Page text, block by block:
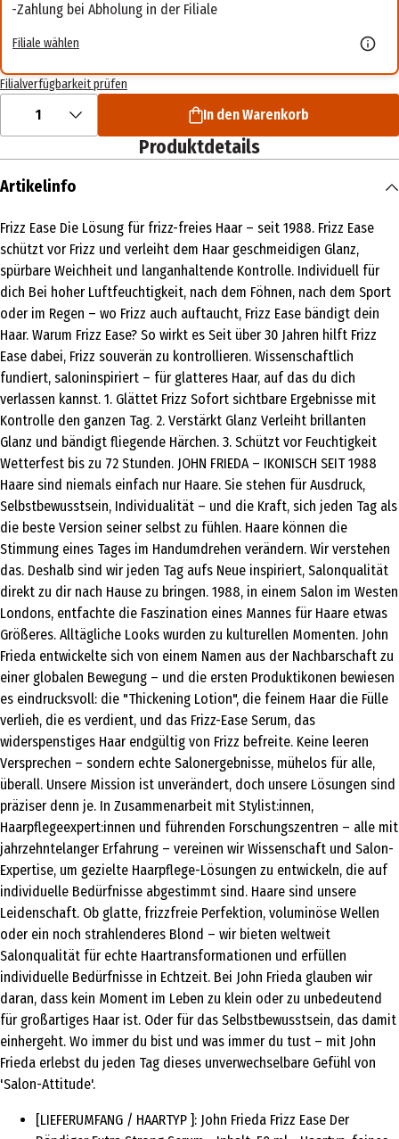
Zahlung bei Abholung in der Filiale
Filiale wählen
Filialverfügbarkeit prüfen
1 In den Warenkorb
Produktdetails
Artikelinfo
Frizz Ease Die Lösung für frizz-freies Haar – seit 1988. Frizz Ease
schützt vor Frizz und verleiht dem Haar geschmeidigen Glanz,
spürbare Weichheit und langanhaltende Kontrolle. Individuell für
dich Bei hoher Luftfeuchtigkeit, nach dem Föhnen, nach dem Sport
oder im Regen – wo Frizz auch auftaucht, Frizz Ease bändigt dein
Haar. Warum Frizz Ease? So wirkt es Seit über 30 Jahren hilft Frizz
Ease dabei, Frizz souverän zu kontrollieren. Wissenschaftlich
fundiert, saloninspiriert – für glatteres Haar, auf das du dich
verlassen kannst. 1. Glättet Frizz Sofort sichtbare Ergebnisse mit
Kontrolle den ganzen Tag. 2. Verstärkt Glanz Verleiht brillanten
Glanz und bändigt fliegende Härchen. 3. Schützt vor Feuchtigkeit
Wetterfest bis zu 72 Stunden. JOHN FRIEDA – IKONISCH SEIT 1988
Haare sind niemals einfach nur Haare. Sie stehen für Ausdruck,
Selbstbewusstsein, Individualität – und die Kraft, sich jeden Tag als
die beste Version seiner selbst zu fühlen. Haare können die
Stimmung eines Tages im Handumdrehen verändern. Wir verstehen
das. Deshalb sind wir jeden Tag aufs Neue inspiriert, Salonqualität
direkt zu dir nach Hause zu bringen. 1988, in einem Salon im Westen
Londons, entfachte die Faszination eines Mannes für Haare etwas
Größeres. Alltägliche Looks wurden zu kulturellen Momenten. John
Frieda entwickelte sich von einem Namen aus der Nachbarschaft zu
einer globalen Bewegung – und die ersten Produktikonen bewiesen
es eindrucksvoll: die "Thickening Lotion", die feinem Haar die Fülle
verlieh, die es verdient, und das Frizz-Ease Serum, das
widerspenstiges Haar endgültig von Frizz befreite. Keine leeren
Versprechen – sondern echte Salonergebnisse, mühelos für alle,
überall. Unsere Mission ist unverändert, doch unsere Lösungen sind
präziser denn je. In Zusammenarbeit mit Stylist:innen,
Haarpflegeexpert:innen und führenden Forschungszentren – alle mit
jahrzehntelanger Erfahrung – vereinen wir Wissenschaft und Salon-
Expertise, um gezielte Haarpflege-Lösungen zu entwickeln, die auf
individuelle Bedürfnisse abgestimmt sind. Haare sind unsere
Leidenschaft. Ob glatte, frizzfreie Perfektion, voluminöse Wellen
oder ein noch strahlenderes Blond – wir bieten weltweit
Salonqualität für echte Haartransformationen und erfüllen
individuelle Bedürfnisse in Echtzeit. Bei John Frieda glauben wir
daran, dass kein Moment im Leben zu klein oder zu unbedeutend
für großartiges Haar ist. Oder für das Selbstbewusstsein, das damit
einhergeht. Wo immer du bist und was immer du tust – mit John
Frieda erlebst du jeden Tag dieses unverwechselbare Gefühl von
'Salon-Attitude'.
[LIEFERUMFANG / HAARTYP ]: John Frieda Frizz Ease Der